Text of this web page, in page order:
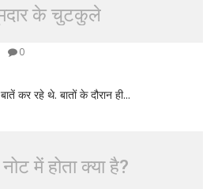
के चुटकुले
0
कर रहे थे. बातों के दौरान ही...
में होता क्या है?